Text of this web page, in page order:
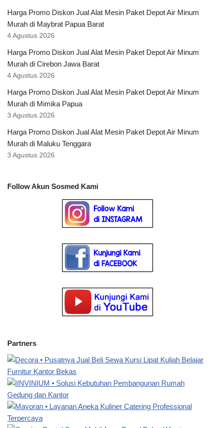
Harga Promo Diskon Jual Alat Mesin Paket Depot Air Minum
Murah di Maybrat Papua Barat
4 Agustus 2026
Harga Promo Diskon Jual Alat Mesin Paket Depot Air Minum
Murah di Cirebon Jawa Barat
4 Agustus 2026
Harga Promo Diskon Jual Alat Mesin Paket Depot Air Minum
Murah di Mimika Papua
3 Agustus 2026
Harga Promo Diskon Jual Alat Mesin Paket Depot Air Minum
Murah di Maluku Tenggara
3 Agustus 2026
Follow Akun Sosmed Kami
Partners